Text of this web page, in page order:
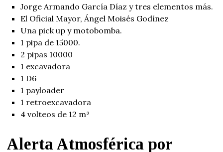
Jorge Armando García Díaz y tres elementos más.
El Oficial Mayor, Ángel Moisés Godínez
Una pick up y motobomba.
1 pipa de 15000.
2 pipas 10000
1 excavadora
1 D6
1 payloader
1 retroexcavadora
4 volteos de 12 m³
Alerta Atmosférica por